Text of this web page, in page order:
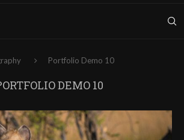
Portfolio Demo 10
DEMO 10